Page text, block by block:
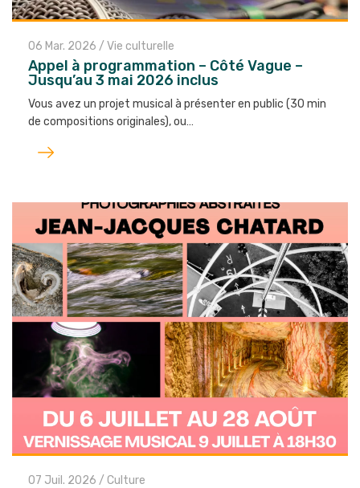
06 Mar. 2026 / Vie culturelle
Appel à programmation – Côté Vague –
Jusqu’au 3 mai 2026 inclus
Vous avez un projet musical à présenter en public (30 min
de compositions originales), ou…
Lire
l'article
07 Juil. 2026 / Culture